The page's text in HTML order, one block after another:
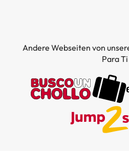
Andere Webseiten von
Para Ti